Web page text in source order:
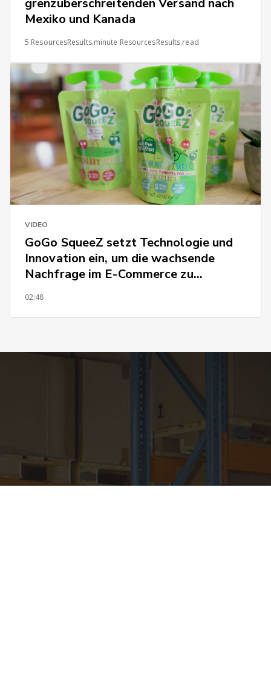
Mexiko und Kanada
5 ResourcesResults.minute ResourcesResults.read
VIDEO
GoGo SqueeZ setzt Technologie und
Innovation ein, um die wachsende
Nachfrage im E-Commerce zu
02:48